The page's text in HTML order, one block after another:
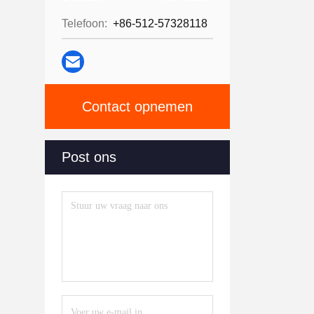
Telefoon: +86-512-57328118
Contact opnemen
Post ons